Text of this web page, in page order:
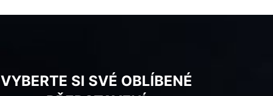
VYBERTE SI SVÉ OBLÍBENÉ